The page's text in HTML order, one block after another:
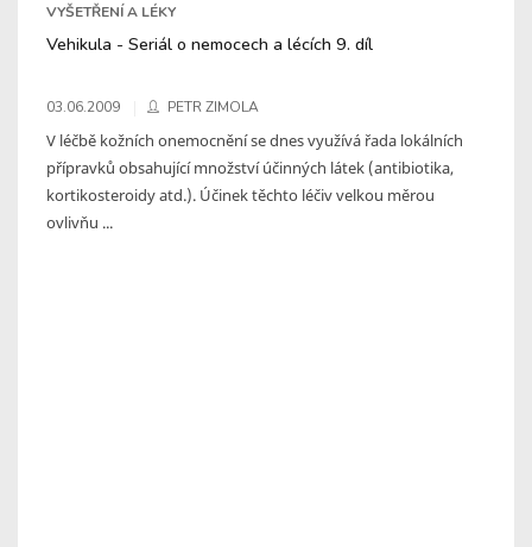
VYŠETŘENÍ A LÉKY
Vehikula - Seriál o nemocech a lécích 9. díl
03.06.2009 PETR ZIMOLA
V léčbě kožních onemocnění se dnes využívá řada lokálních
přípravků obsahující množství účinných látek (antibiotika,
kortikosteroidy atd.). Účinek těchto léčiv velkou měrou
ovlivňu ...